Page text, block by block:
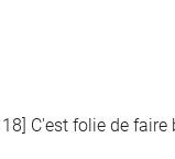
C'est folie de faire